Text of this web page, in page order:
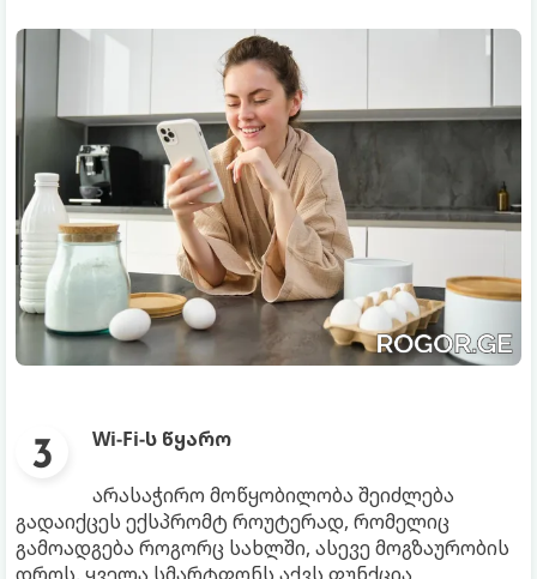
Wi-Fi-ს წყარო
არასაჭირო მოწყობილობა შეიძლება
გადაიქცეს ექსპრომტ როუტერად, რომელიც
გამოადგება როგორც სახლში, ასევე მოგზაურობის